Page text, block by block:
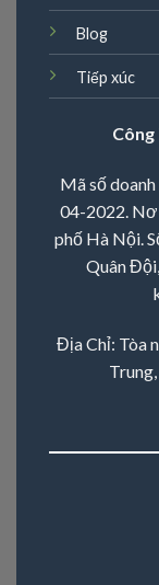
Blog
Tiếp xúc
Mã số
04-2022.
phố Hà Nội.
Quân
Địa Chỉ: Tòa